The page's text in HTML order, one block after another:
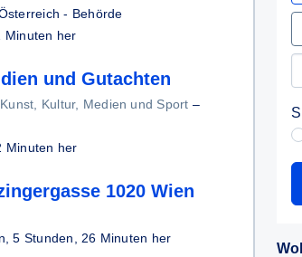
- Behörde
Minuten her
und Gutachten
Kultur, Medien und Sport –
Minuten her
1020 Wien
5 Stunden, 26 Minuten her